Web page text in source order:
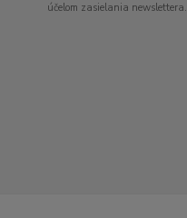
účelom zasielania newslettera.